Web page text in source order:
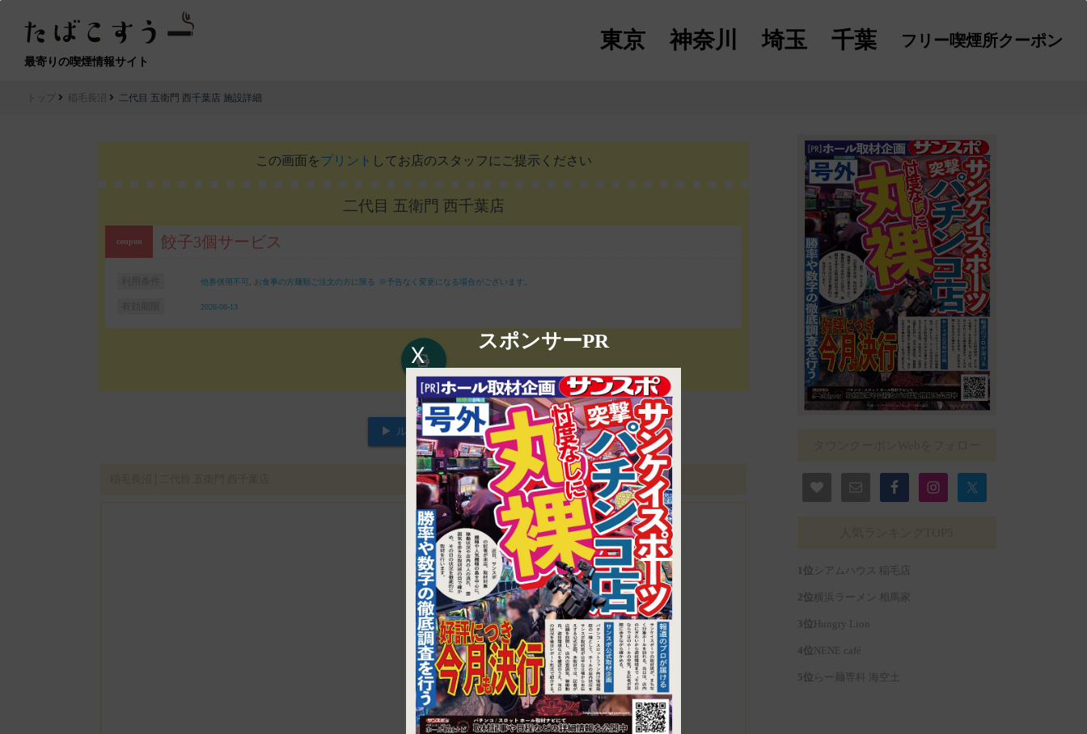
最寄りの喫煙情報サイト
東京 神奈川 埼玉 千葉 フリー喫煙所クーポン
スポンサーPR
X
1
トップ 稲毛長沼 二代目 五衛門 西千葉店 施設詳細
この画面をプリント して お店のスタッフにご提示ください
二代目 五衛門 西千葉店
餃子3個サービス
他券併用不可, お食事の方麺類ご注文の方に限る ※予告なく変更になる場合がございます。
2026-08-13
▶ ルートを見る
シアムハウス 稲毛店
横浜ラーメン 相馬家
Hungry Lion
NENE café
らー麺専科 海空土